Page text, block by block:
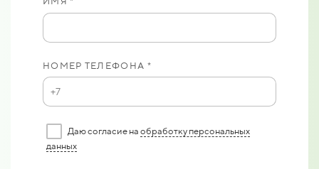
НОМЕР ТЕЛЕФОНА *
Даю согласие на обработку персональных
данных